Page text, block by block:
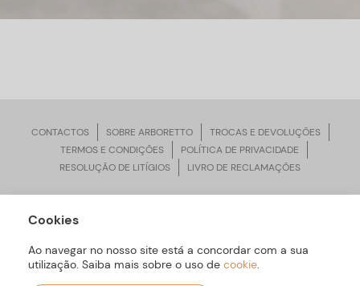
CONTACTOS SOBRE ARBORETTO
TROCAS E DEVOLUÇÕES
TERMOS E CONDIÇÕES
POLÍTICA DE PRIVACIDADE
RESOLUÇÃO DE LITÍGIOS
LIVRO DE RECLAMAÇÕES
ARBORETTO © Todos os Direitos Reservados | Desenvolvido por
Cookies
Ao navegar no nosso site está a concordar com a sua
utilização. Saiba mais sobre o uso de cookie.